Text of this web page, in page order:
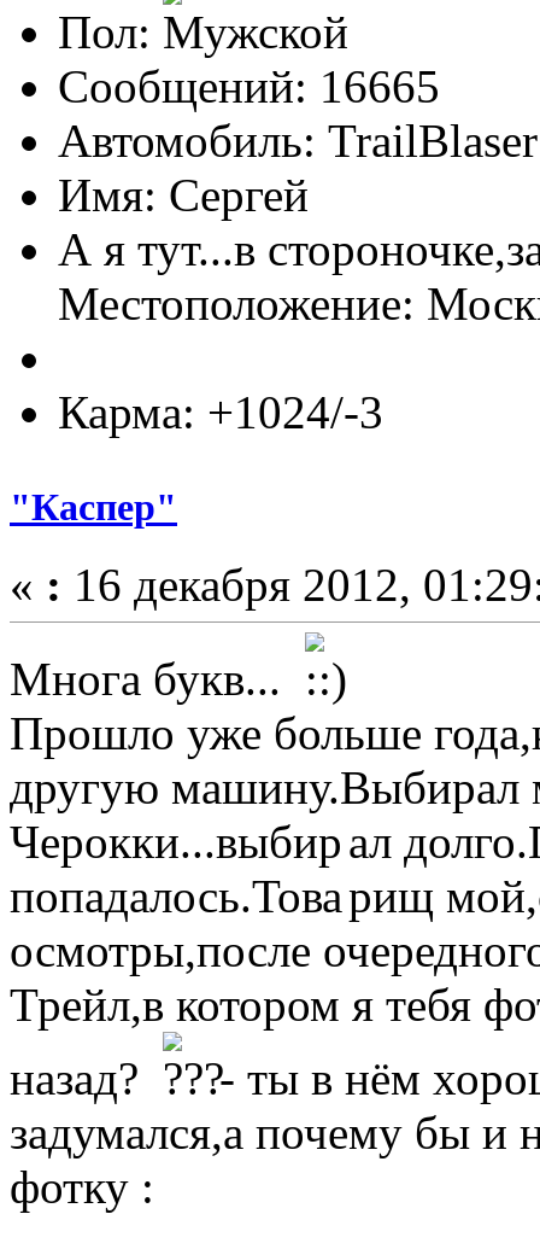
Пол:
Сообщений: 16665
Автомобиль:
Имя: Сергей
А я тут...в
Местоположение:
Карма: +1024/-3
"Каспер"
« : 16 декабря 2012,
Многа букв...
Прошло уже больше
другую
Черокки...выбирал
попадалось.Товарищ
осмотры,после
Трейл,в котором я тебя
назад?
- ты в нём
задумался,а почему бы и
фотку :